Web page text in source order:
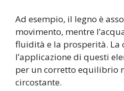
Ad esempio, il legno è
movimento, mentre
fluidità e la prosperità. La
l’applicazione di questi
per un corretto equilibrio
circostante.